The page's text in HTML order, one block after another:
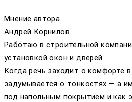
Мнение автора
Андрей Корнилов
Работаю в строительной
установкой окон и дверей
Когда речь заходит о комфорте
задумывается о тонкостях — а
под напольным покрытием и как